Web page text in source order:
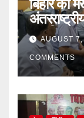
बिहार का
आधुनिक
AUGUST
COMMENTS